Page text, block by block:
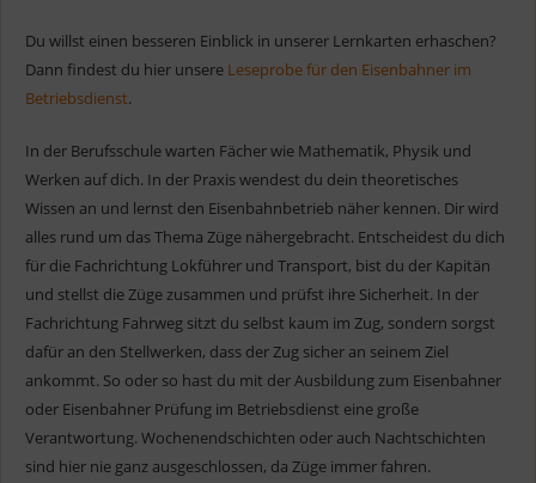
Du willst einen besseren Einblick in unserer Lernkarten erhaschen?
Dann findest du hier unsere Leseprobe für den Eisenbahner im
Betriebsdienst.
In der Berufsschule warten Fächer wie Mathematik, Physik und
Werken auf dich. In der Praxis wendest du dein theoretisches
Wissen an und lernst den Eisenbahnbetrieb näher kennen. Dir wird
alles rund um das Thema Züge nähergebracht. Entscheidest du dich
für die Fachrichtung Lokführer und Transport, bist du der Kapitän
und stellst die Züge zusammen und prüfst ihre Sicherheit. In der
Fachrichtung Fahrweg sitzt du selbst kaum im Zug, sondern sorgst
dafür an den Stellwerken, dass der Zug sicher an seinem Ziel
ankommt. So oder so hast du mit der Ausbildung zum Eisenbahner
oder Eisenbahner Prüfung im Betriebsdienst eine große
Verantwortung. Wochenendschichten oder auch Nachtschichten
sind hier nie ganz ausgeschlossen, da Züge immer fahren.